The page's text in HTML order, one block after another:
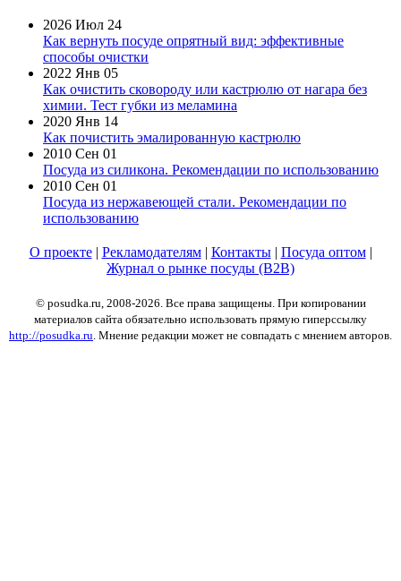
2026 Июл 24
Как вернуть посуде опрятный вид: эффективные
способы очистки
2022 Янв 05
Как очистить сковороду или кастрюлю от нагара без
химии. Тест губки из меламина
2020 Янв 14
Как почистить эмалированную кастрюлю
2010 Сен 01
Посуда из силикона. Рекомендации по использованию
2010 Сен 01
Посуда из нержавеющей стали. Рекомендации по
использованию
О проекте| Рекламодателям| Контакты| Посуда оптом|
Журнал о рынке посуды (B2B)
© posudka.ru, 2008-2026. Все права защищены. При копировании
материалов сайта обязательно использовать прямую гиперссылку
http://posudka.ru . Мнение редакции может не совпадать с мнением авторов.